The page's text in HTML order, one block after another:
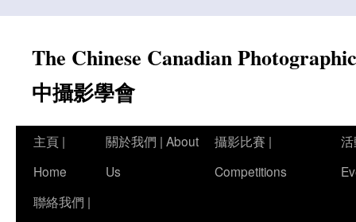
contentThe Chinese Canadian
中攝影學會
主頁 |
Home
關於我們 | About
Us
攝影比賽 |
Competitions
聯絡我們 |